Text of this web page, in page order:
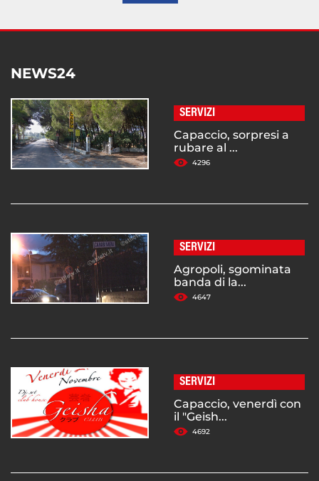
NEWS24
SERVIZI
Capaccio, sorpresi a
rubare al ...
4296
SERVIZI
Agropoli, sgominata
banda di la...
4647
SERVIZI
Capaccio, venerdì con
il "Geish...
4692